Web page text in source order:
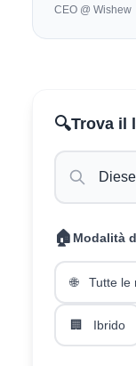
CEO @ Wishew
🔍Trova il
🏠 Modalità
🌐 Tutte le
🏢 Ibrido